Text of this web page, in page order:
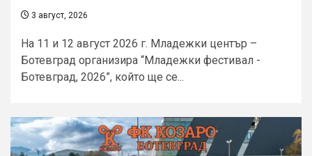
3 август, 2026
На 11 и 12 август 2026 г. Младежки център –
Ботевград организира “Младежки фестивал -
Ботевград, 2026”, който ще се...